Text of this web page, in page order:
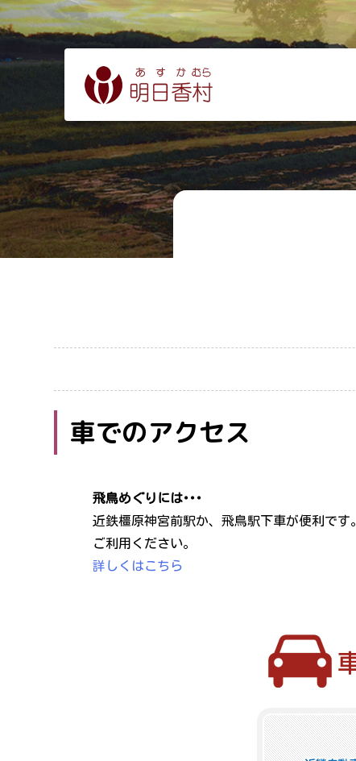
車でのアクセス
飛鳥めぐりには･･･
近鉄橿原神宮前駅か、飛鳥駅下車が便利で
ご利用ください。
詳しくはこちら